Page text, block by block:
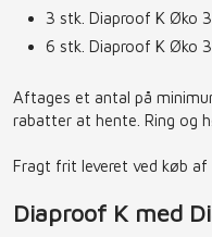
3 stk. Diaproof K Øko
6 stk. Diaproof K Øko
Aftages et antal på
rabatter at hente. Ring og
Fragt frit leveret ved køb af
Diaproof K med